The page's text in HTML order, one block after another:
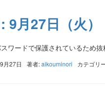
9月27日（火）
ワードで保護されているため抜
月27日 著者:aikouminori カテゴリ